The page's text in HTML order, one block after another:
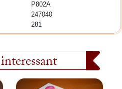
P802A
247040
281